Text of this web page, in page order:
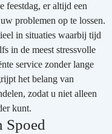
feestdag, er altijd een
problemen op te lossen.
in situaties waarbij tijd
in de meest stressvolle
service zonder lange
het belang van
zodat u niet alleen
kunt.
Spoed